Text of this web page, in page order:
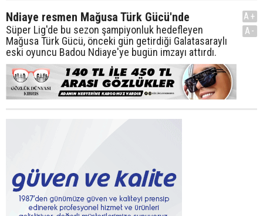
Ndiaye resmen Mağusa Türk Gücü'nde
Süper Lig'de bu sezon şampiyonluk hedefleyen
Mağusa Türk Gücü, önceki gün getirdiği Galatasaraylı
eski oyuncu Badou Ndiaye'ye bugün imzayı attırdı.
A+
A-